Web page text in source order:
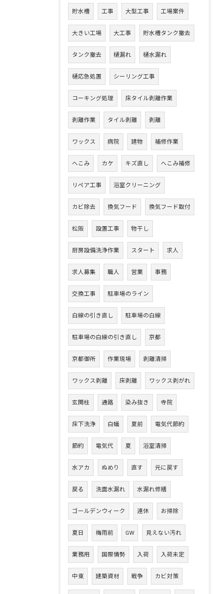
貯水槽 工事 大型工事 工場案件
大きい工場 大工事 貯水槽タンク撤去
タンク撤去 樋漏れ 樋水漏れ
樋応急処置 シーリング工事
コーキング処理 床タイル剥離作業
剥離作業 タイル剥離 剥離
ワックス 病院 建物 補修作業
へこみ カケ キズ直し へこみ補修
リペア工事 浴室クリーニング
カビ除去 換気フード 換気フード取付
松阪 設置工事 物干し
厨房設備洗浄作業 スタート 求人
求人募集 職人 営業 事務
交換工事 駐車場のライン
白線の引き直し 駐車場の白線
駐車場の白線の引き直し 京都
京都御所 作業現場 剥離清掃
ワックス剥離 床剥離 ワックス剥がれ
玄関柱 通路 染み抜き 寺院
床下洗浄 白蟻 夏前 電気代節約
節約 電気代 夏 浴室清掃
水アカ ぬめり 直す 元に戻す
戻る 洗面水漏れ 水漏れ修繕
ゴールデンウィーク 連休 お掃除
夏日 梅雨前 GW 見えない汚れ
業務用 国際情勢 入荷 入荷未定
中東 建築資材 戦争 カビ対策